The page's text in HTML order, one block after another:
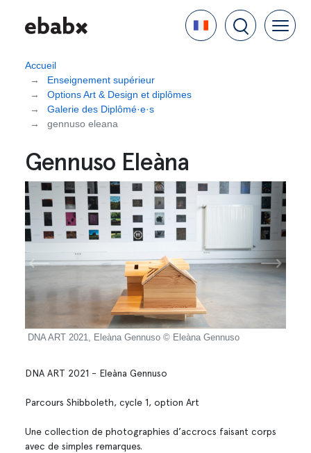
contenu
Language
Accueil
Enseignement supérieur
Options Art & Design et diplômes
Galerie des Diplômé·e·s
gennuso eleana
Gennuso Eleàna
DNA ART 2021, Eleàna Gennuso © Eleàna Gennuso
DNA ART 2021 - Eleàna Gennuso
Parcours Shibboleth, cycle 1, option Art
Une collection de photographies d’accrocs faisant corps
avec de simples remarques.